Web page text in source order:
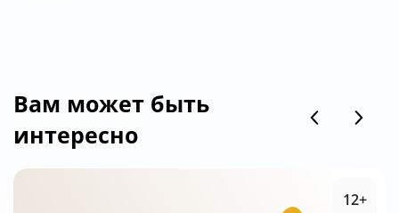
Вам может быть
интересно
12+